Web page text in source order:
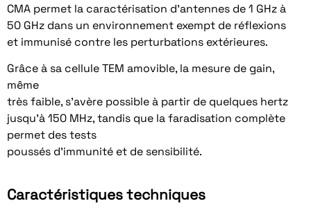
CMA permet la caractérisation d’antennes de 1 GHz à
50 GHz dans un environnement exempt de réflexions
et immunisé contre les perturbations extérieures.
Grâce à sa cellule TEM amovible, la mesure de gain,
même
très faible, s’avère possible à partir de quelques hertz
jusqu’à 150 MHz, tandis que la faradisation complète
permet des tests
poussés d’immunité et de sensibilité.
Caractéristiques techniques